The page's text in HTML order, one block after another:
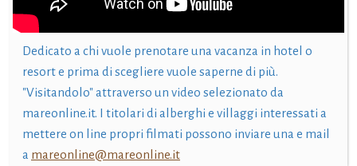
Dedicato a chi vuole prenotare una vacanza in hotel o
resort e prima di scegliere vuole saperne di più.
"Visitandolo" attraverso un video selezionato da
mareonline.it. I titolari di alberghi e villaggi interessati a
mettere on line propri filmati possono inviare una e mail
a mareonline@mareonline.it